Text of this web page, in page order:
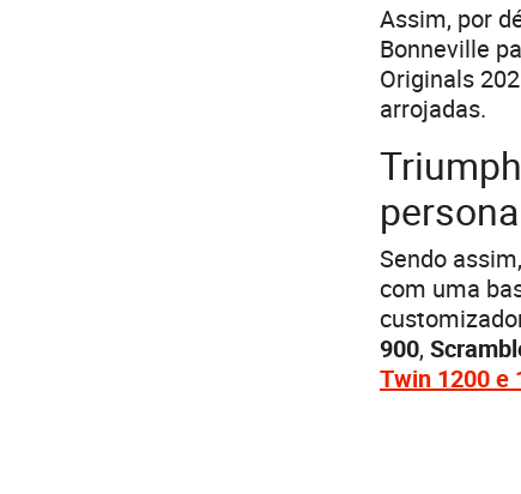
Assim, por
Bonneville
Originals
arrojadas.
Sendo
com uma
900,
​​Twin 1200 e